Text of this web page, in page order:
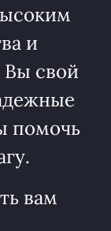
и
свой
помочь
вам